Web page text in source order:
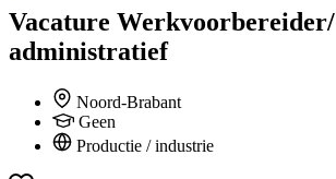
Vacature Werkvoorbereider/
administratief
Noord-Brabant
Geen
Productie / industrie